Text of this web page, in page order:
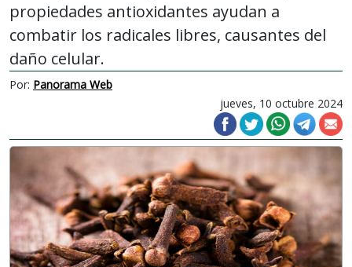
propiedades antioxidantes ayudan a
combatir los radicales libres, causantes del
daño celular.
Por: Panorama Web
jueves, 10 octubre 2024